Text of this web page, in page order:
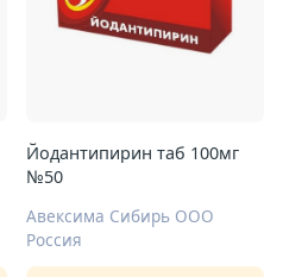
Йодантипирин таб 100мг
№50
Авексима Сибирь ООО
Россия